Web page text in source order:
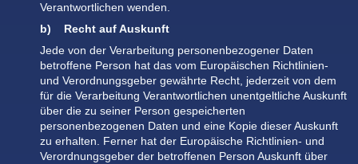
Verantwortlichen wenden.
b) Recht auf Auskunft
Jede von der Verarbeitung personenbezogener Daten
betroffene Person hat das vom Europäischen Richtlinien-
und Verordnungsgeber gewährte Recht, jederzeit von dem
für die Verarbeitung Verantwortlichen unentgeltliche Auskunft
über die zu seiner Person gespeicherten
personenbezogenen Daten und eine Kopie dieser Auskunft
zu erhalten. Ferner hat der Europäische Richtlinien- und
Verordnungsgeber der betroffenen Person Auskunft über